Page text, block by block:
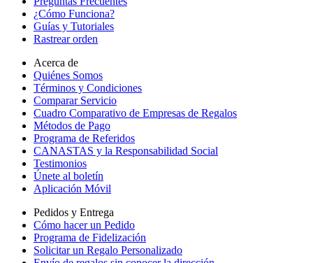
¿Cómo Funciona?
Guías y Tutoriales
Rastrear orden
Acerca de
Quiénes Somos
Términos y Condiciones
Comparar Servicio
Cuadro Comparativo de Empresas de Regalos
Métodos de Pago
Programa de Referidos
CANASTAS y la Responsabilidad Social
Testimonios
Únete al boletín
Aplicación Móvil
Pedidos y Entrega
Cómo hacer un Pedido
Programa de Fidelización
Solicitar un Regalo Personalizado